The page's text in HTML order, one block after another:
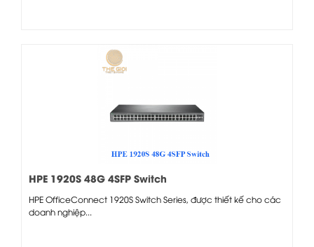
HPE 1920S 48G 4SFP Switch
HPE OfficeConnect 1920S Switch Series, được thiết kế cho các
doanh nghiệp...